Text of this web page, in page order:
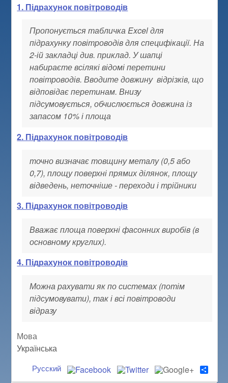
1. Підрахунок повітроводів
Пропонується табличка Excel для
підрахунку повітроводів для специфікації. На
2-ій закладці див. приклад. У шапці
набираєте всілякі відомі перетини
повітроводів. Вводите довжину відрізків, що
відповідає перетинам. Внизу
підсумовується, обчислюється довжина із
запасом 10% і площа
2. Підрахунок повітроводів
точно визначає товщину металу (0,5 або
0,7), площу поверхні прямих ділянок, площу
відведень, неточніше - переходи і трійники
3. Підрахунок повітроводів
Вважає площа поверхні фасонних виробів (в
основному круглих).
4. Підрахунок повітроводів
Можна рахувати як по системах (потім
підсумовувати), так і всі повітроводи
відразу
Мова
Українська
S
h
Русский